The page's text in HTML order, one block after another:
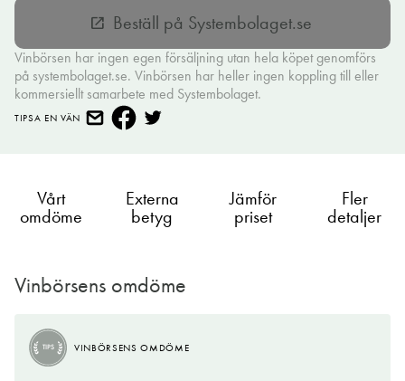
open_in_new Beställ på Systembolaget.se
Vinbörsen har ingen egen försäljning utan hela köpet genomförs
på systembolaget.se. Vinbörsen har heller ingen koppling till eller
kommersiellt samarbete med Systembolaget.
TIPSA EN VÄN
Vårt
omdöme
Externa
betyg
Jämför
priset
Fler
detaljer
Vinbörsens omdöme
TIPS VINBÖRSENS OMDÖME